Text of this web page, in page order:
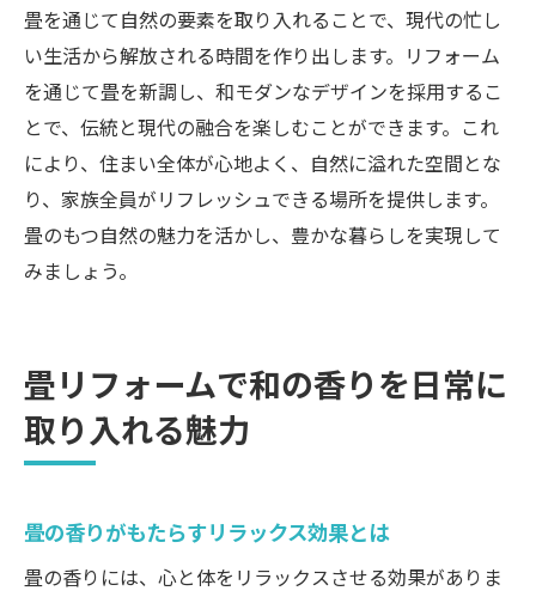
畳を通じて自然の要素を取り入れることで、現代の忙し
い生活から解放される時間を作り出します。リフォーム
を通じて畳を新調し、和モダンなデザインを採用するこ
とで、伝統と現代の融合を楽しむことができます。これ
により、住まい全体が心地よく、自然に溢れた空間とな
り、家族全員がリフレッシュできる場所を提供します。
畳のもつ自然の魅力を活かし、豊かな暮らしを実現して
みましょう。
畳リフォームで和の香りを日常に
取り入れる魅力
畳の香りがもたらすリラックス効果とは
畳の香りには、心と体をリラックスさせる効果がありま